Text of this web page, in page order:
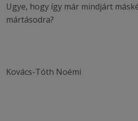
Ugye, hogy így már mindjárt
mártásodra?
Kovács-Tóth Noémi